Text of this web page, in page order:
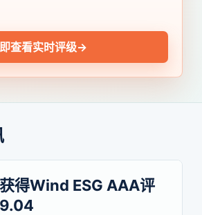
查看实时评级→
得Wind ESG AAA评